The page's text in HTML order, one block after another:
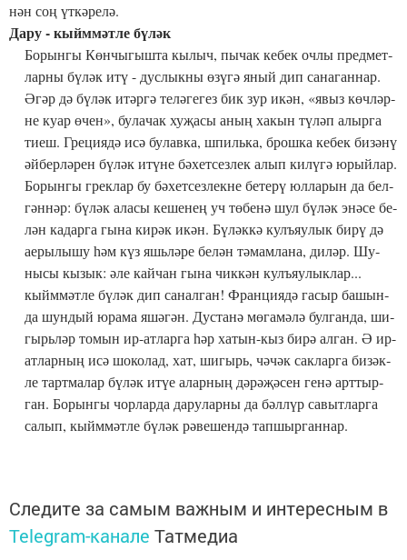
нән соң үт­кә­ре­лә.
Да­ру - кыйм­мәт­ле бү­ләк
Бо­рын­гы Көн­чы­гыш­та кы­лыч, пы­чак ке­бек оч­лы пред­мет­
лар­ны бү­ләк итү - дус­лык­ны өзү­гә яный дип са­на­ган­нар.
Әгәр дә бү­ләк итәр­гә те­лә­ге­гез бик зур икән, «я­выз көч­ләр­
не ку­ар өчен», бу­ла­чак ху­җа­сы аның ха­кын тү­ләп алыр­га
ти­еш. Гре­ци­я­дә исә бу­лав­ка, шпиль­ка, брош­ка ке­бек би­зә­нү
әй­бер­лә­рен бү­ләк итү­не бә­хет­сез­лек алып ки­лү­гә юрый­лар.
Бо­рын­гы грек­лар бу бә­хет­сез­лек­не бе­те­рү юл­ла­рын да бел­
гән­нәр: бү­ләк ала­сы ке­ше­нең уч тө­бе­нә шул бү­ләк энә­се бе­
лән ка­дар­га гы­на ки­рәк икән. Бү­ләк­кә кулъя­у­лык би­рү дә
ае­ры­лы­шу һәм күз яшь­лә­ре бе­лән тә­мам­ла­на, ди­ләр. Шу­
ны­сы кы­зык: әле кай­чан гы­на чик­кән кулъя­у­лык­лар...
кыйм­мәт­ле бү­ләк дип са­нал­ган! Фран­ци­я­дә га­сыр ба­шын­
да шун­дый юра­ма яшә­гән. Дус­та­нә мө­га­мә­лә бул­ган­да, ши­
гырь­ләр то­мын ир-ат­лар­га һәр ха­тын-кыз би­рә ал­ган. Ә ир-
ат­лар­ның исә шо­ко­лад, хат, ши­гырь, чә­чәк сак­лар­га би­зәк­
ле тарт­ма­лар бү­ләк итүе алар­ның дә­рә­җә­сен ге­нә арт­тыр­
ган. Бо­рын­гы чор­лар­да да­ру­лар­ны да бәл­лүр са­выт­лар­га
са­лып, кыйм­мәт­ле бү­ләк рә­ве­шен­дә тап­шыр­ган­нар.
Следите за самым важным и интересным в
Telegram-канале Татмедиа